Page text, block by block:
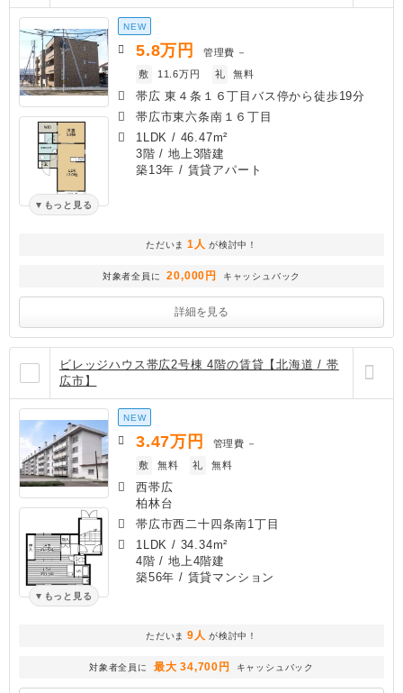
もっと見る
NEW
5.8万円 管理費 －
敷
11.6万円 礼 無料
帯広 東４条１６丁目バス停から徒歩19分
帯広市東六条南１６丁目
1LDK / 46.47m²
3階 / 地上3階建
築13年 / 賃貸アパート
ただいま 1人 が検討中！
対象者全員に 20,000円 キャッシュバック
詳細を見る
ビレッジハウス帯広2号棟 4階の賃貸【北海道 / 帯
広市】
もっと見る
NEW
3.47万円 管理費 －
敷
無料 礼 無料
西帯広
柏林台
帯広市西二十四条南1丁目
1LDK / 34.34m²
4階 / 地上4階建
築56年 / 賃貸マンション
ただいま 9人 が検討中！
対象者全員に 最大 34,700円 キャッシュバック